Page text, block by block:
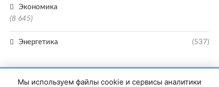
Экономика
(8 645)
Энергетика (537)
Мы используем файлы cookie и сервисы аналитики